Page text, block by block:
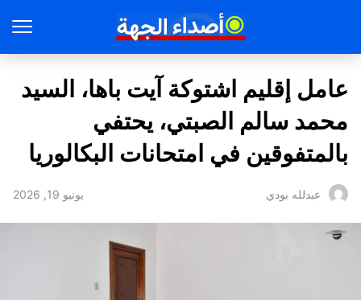
عامل إقليم اشتوكة آيت باها، السيد
محمد سالم الصبتي، يحتفي
بالمتفوقين في امتحانات البكالوريا
عبدلله بودي يونيو 19, 2026